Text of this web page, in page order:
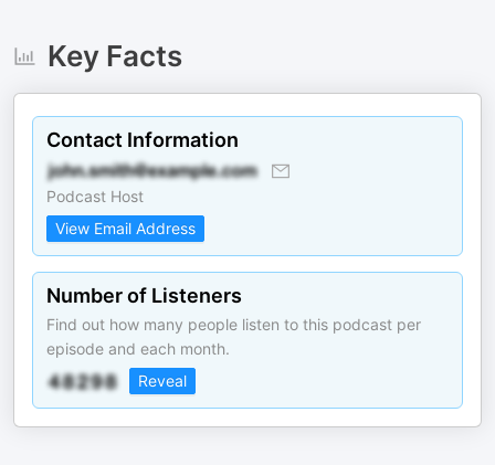
Key Facts
Contact Information
Podcast Host
View Email Address
Number of Listeners
Find out how many people listen to this podcast per
episode and each month.
Reveal